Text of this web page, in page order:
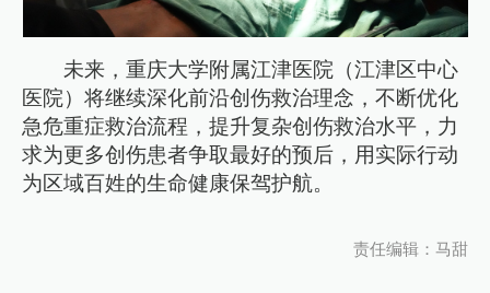
未来，重庆大学附属江津医院（江津区中心
医院）将继续深化前沿创伤救治理念，不断优化
急危重症救治流程，提升复杂创伤救治水平，力
求为更多创伤患者争取最好的预后，用实际行动
为区域百姓的生命健康保驾护航。
责任编辑：马甜